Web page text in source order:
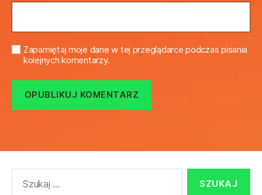
Zapamiętaj moje dane w tej przeglądarce podczas pisania
kolejnych komentarzy.